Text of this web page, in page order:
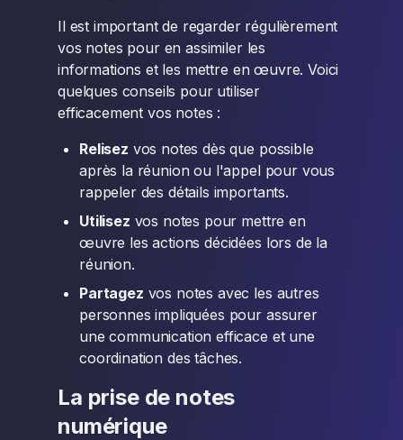
Il est important de regarder régulièrement
vos notes pour en assimiler les
informations et les mettre en œuvre. Voici
quelques conseils pour utiliser
efficacement vos notes :
Relisez vos notes dès que possible
après la réunion ou l'appel pour vous
rappeler des détails importants.
Utilisez vos notes pour mettre en
œuvre les actions décidées lors de la
réunion.
Partagez vos notes avec les autres
personnes impliquées pour assurer
une communication efficace et une
coordination des tâches.
La prise de notes
numérique